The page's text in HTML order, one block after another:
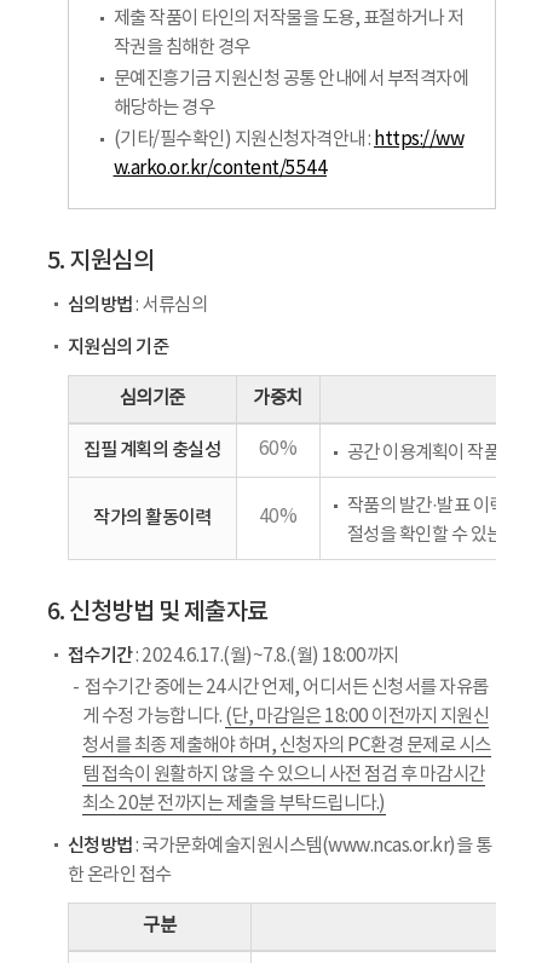
제출 작품이 타인의 저작물을 도용, 표절하거나 저
작권을 침해한 경우
문예진흥기금 지원신청 공통 안내에서 부적격자에
해당하는 경우
(기타/필수확인) 지원신청자격안내 : https://ww
w.arko.or.kr/content/5544
5. 지원심의
심의방법: 서류심의
지원심의 기준
심의기준 가중치
집필 계획의 충실성 60% 공간 이용계획이 작품 창
작가의 활동이력 40%
작품의 발간·발표 이력, 문
절성을 확인할 수 있는가?
6. 신청방법 및 제출자료
접수기간: 2024.6.17.(월)~7.8.(월) 18:00까지
접수기간 중에는 24시간 언제, 어디서든 신청서를 자유롭
게 수정 가능합니다. (단, 마감일은 18:00 이전까지 지원신
청서를 최종 제출해야 하며, 신청자의 PC환경 문제로 시스
템 접속이 원활하지 않을 수 있으니 사전 점검 후 마감시간
최소 20분 전까지는 제출을 부탁드립니다.)
신청방법: 국가문화예술지원시스템(www.ncas.or.kr)을 통
한 온라인 접수
구분